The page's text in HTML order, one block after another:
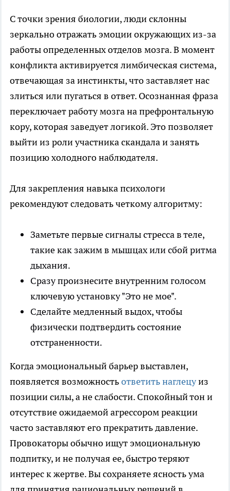
С точки зрения биологии, люди склонны
зеркально отражать эмоции окружающих из-за
работы определенных отделов мозга. В момент
конфликта активируется лимбическая система,
отвечающая за инстинкты, что заставляет нас
злиться или пугаться в ответ. Осознанная фраза
переключает работу мозга на префронтальную
кору, которая заведует логикой. Это позволяет
выйти из роли участника скандала и занять
позицию холодного наблюдателя.
Для закрепления навыка психологи
рекомендуют следовать четкому алгоритму:
Заметьте первые сигналы стресса в теле,
такие как зажим в мышцах или сбой ритма
дыхания.
Сразу произнесите внутренним голосом
ключевую установку "Это не мое".
Сделайте медленный выдох, чтобы
физически подтвердить состояние
отстраненности.
Когда эмоциональный барьер выставлен,
появляется возможностьответить наглецуиз
позиции силы, а не слабости. Спокойный тон и
отсутствие ожидаемой агрессором реакции
часто заставляют его прекратить давление.
Провокаторы обычно ищут эмоциональную
подпитку, и не получая ее, быстро теряют
интерес к жертве. Вы сохраняете ясность ума